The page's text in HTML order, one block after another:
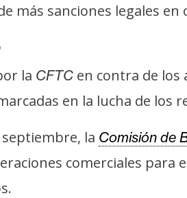
más sanciones legales
la CFTC en contra de los
en la lucha de los
la Comisión de
comerciales para